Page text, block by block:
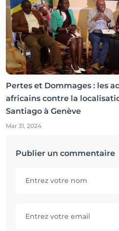
Pertes et Dommages : les
africains contre la
Santiago à Genève
Mar 31, 2024
Publier un commentaire